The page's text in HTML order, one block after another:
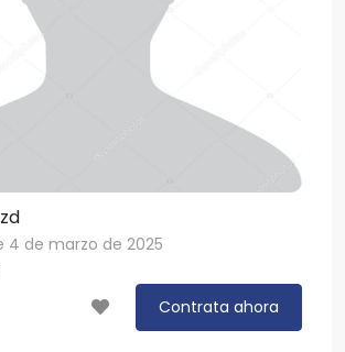
4 de marzo de 2025
Contrata ahora